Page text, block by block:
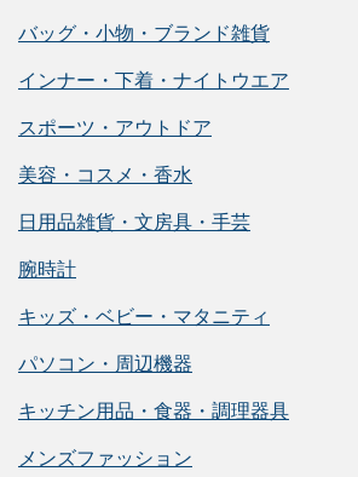
バッグ・小物・ブランド雑貨
インナー・下着・ナイトウエア
スポーツ・アウトドア
美容・コスメ・香水
日用品雑貨・文房具・手芸
腕時計
キッズ・ベビー・マタニティ
パソコン・周辺機器
キッチン用品・食器・調理器具
メンズファッション